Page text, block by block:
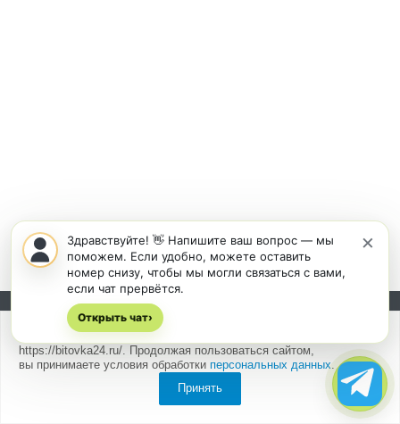
Подписывайтесь на новости и акции:
используем cookiesдля быстрой и удобной работы сайта
https://bitovka24.ru/. Продолжая пользоваться сайтом,
вы принимаете условия обработки персональных данных.
Принять
×
Здравствуйте! 👋 Напишите ваш вопрос — мы
поможем. Если удобно, можете оставить
номер снизу, чтобы мы могли связаться с вами,
если чат прервётся.
Открыть чат›